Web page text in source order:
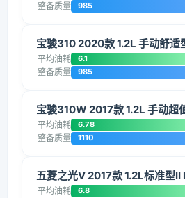
整备质量 985
宝骏310 2020款 1.2L 手动舒适
平均油耗 6.1
整备质量 985
宝骏310W 2017款 1.2L 手动超
平均油耗 6.78
整备质量 1110
五菱之光V 2017款 1.2L标准型II
平均油耗 6.8